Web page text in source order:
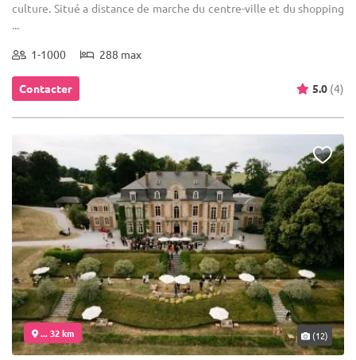
culture. Situé a distance de marche du centre-ville et du shopping
...
1-1000 288 max
Contacter 5.0 (4)
... 32 km (12)